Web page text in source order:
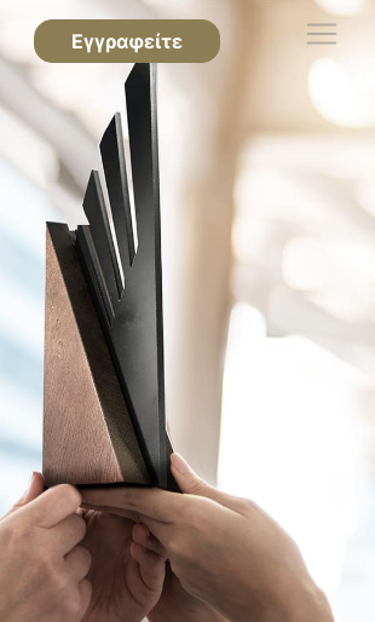
Εγγραφείτε